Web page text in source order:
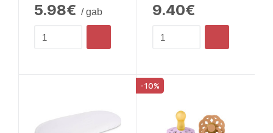
5.98€ / gab 9.40€
-10%